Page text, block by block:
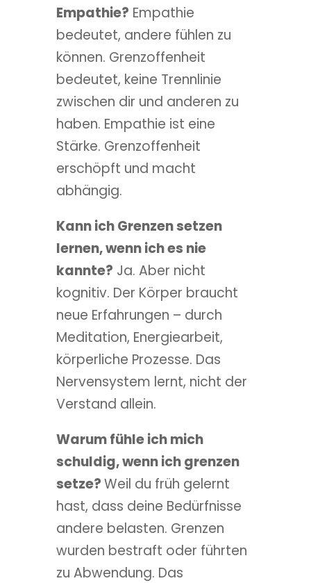
Empathie? Empathie
bedeutet, andere fühlen zu
können. Grenzoffenheit
bedeutet, keine Trennlinie
zwischen dir und anderen zu
haben. Empathie ist eine
Stärke. Grenzoffenheit
erschöpft und macht
abhängig.
Kann ich Grenzen setzen
lernen, wenn ich es nie
kannte? Ja. Aber nicht
kognitiv. Der Körper braucht
neue Erfahrungen – durch
Meditation, Energiearbeit,
körperliche Prozesse. Das
Nervensystem lernt, nicht der
Verstand allein.
Warum fühle ich mich
schuldig, wenn ich grenzen
setze?Weil du früh gelernt
hast, dass deine Bedürfnisse
andere belasten. Grenzen
wurden bestraft oder führten
zu Abwendung. Das